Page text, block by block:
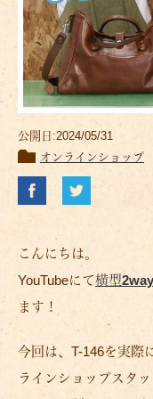
公開日:2024/05/31
オンラインショップ
こんにちは。
YouTubeにて横型
ます！
今回は、T-146を実際
ラインショップスタ